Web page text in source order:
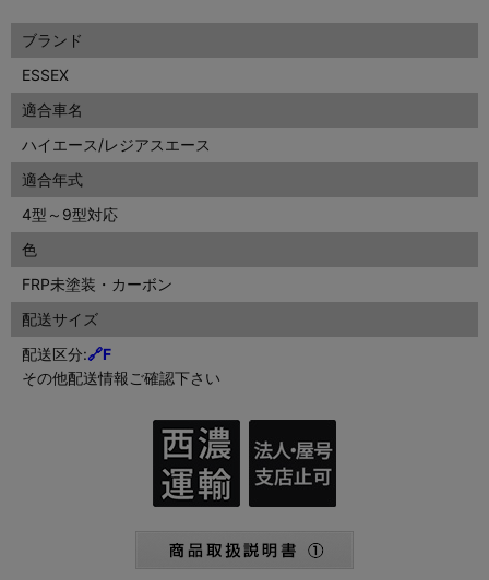
ブランド
ESSEX
適合車名
ハイエース/レジアスエース
適合年式
4型～9型対応
色
FRP未塗装・カーボン
配送サイズ
配送区分:🔗F
その他配送情報ご確認下さい